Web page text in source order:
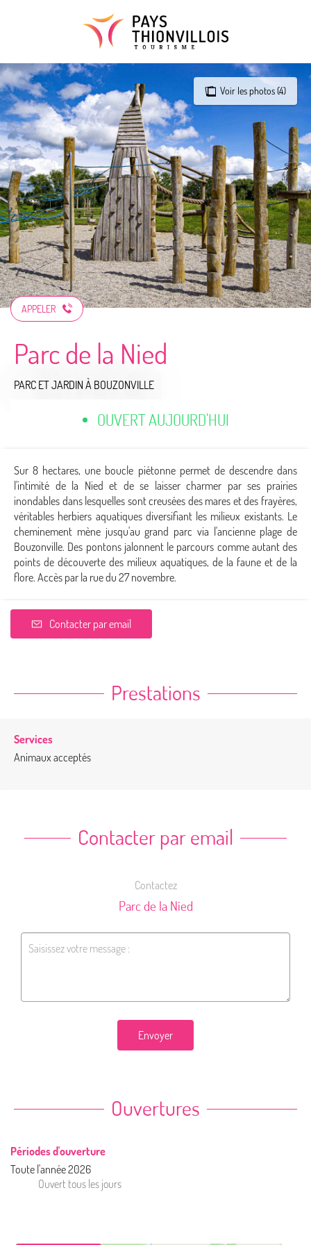
Voir les photos (4)
APPELER
Parc de la Nied
PARC ET JARDIN À BOUZONVILLE
OUVERT AUJOURD'HUI
Sur 8 hectares, une boucle piétonne permet de descendre dans
l'intimité de la Nied et de se laisser charmer par ses prairies
inondables dans lesquelles sont creusées des mares et des frayères,
véritables herbiers aquatiques diversifiant les milieux existants. Le
cheminement mène jusqu'au grand parc via l'ancienne plage de
Bouzonville. Des pontons jalonnent le parcours comme autant des
points de découverte des milieux aquatiques, de la faune et de la
flore. Accès par la rue du 27 novembre.
Contacter par email
Prestations
Services
Animaux acceptés
Contacter par email
Contactez
Parc de la Nied
Envoyer
Ouvertures
Périodes d'ouverture
Toute l'année 2026
Ouvert tous les jours